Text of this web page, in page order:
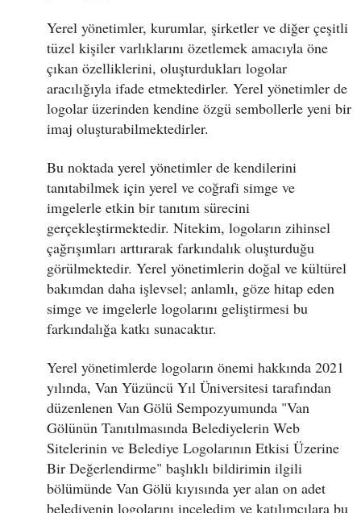
Yerel yönetimler, kurumlar, şirketler ve diğer çeşitli
tüzel kişiler varlıklarını özetlemek amacıyla öne
çıkan özelliklerini, oluşturdukları logolar
aracılığıyla ifade etmektedirler. Yerel yönetimler de
logolar üzerinden kendine özgü sembollerle yeni bir
imaj oluşturabilmektedirler.
Bu noktada yerel yönetimler de kendilerini
tanıtabilmek için yerel ve coğrafi simge ve
imgelerle etkin bir tanıtım sürecini
gerçekleştirmektedir. Nitekim, logoların zihinsel
çağrışımları arttırarak farkındalık oluşturduğu
görülmektedir. Yerel yönetimlerin doğal ve kültürel
bakımdan daha işlevsel; anlamlı, göze hitap eden
simge ve imgelerle logolarını geliştirmesi bu
farkındalığa katkı sunacaktır.
Yerel yönetimlerde logoların önemi hakkında 2021
yılında, Van Yüzüncü Yıl Üniversitesi tarafından
düzenlenen Van Gölü Sempozyumunda "Van
Gölünün Tanıtılmasında Belediyelerin Web
Sitelerinin ve Belediye Logolarının Etkisi Üzerine
Bir Değerlendirme" başlıklı bildirimin ilgili
bölümünde Van Gölü kıyısında yer alan on adet
belediyenin logolarını inceledim ve katılımcılara bu